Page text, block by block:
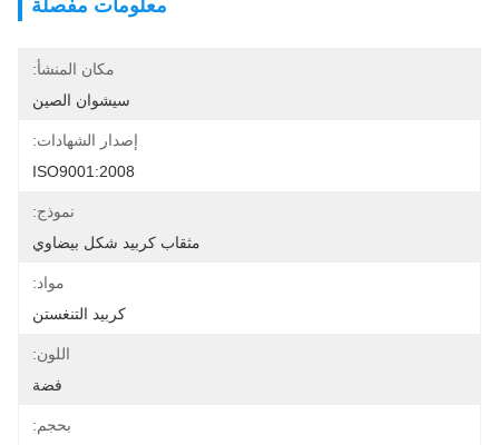
معلومات مفصلة
مكان المنشأ:
سيشوان الصين
إصدار الشهادات:
ISO9001:2008
نموذج:
مثقاب كربيد شكل بيضاوي
مواد:
كربيد التنغستن
اللون:
فضة
بحجم: